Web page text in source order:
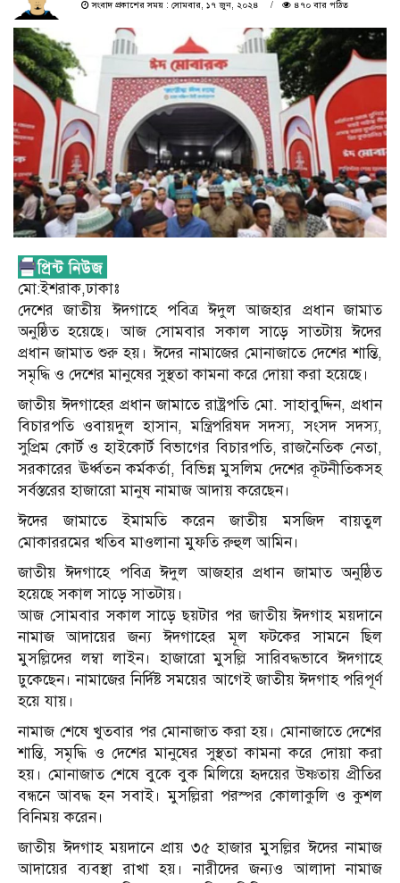
সংবাদ প্রকাশের সময় : সোমবার, ১৭ জুন, ২০২৪
৪৭০ বার পঠিত
মো:ইশরাক,ঢাকাঃ
দেশের জাতীয় ঈদগাহে পবিত্র ঈদুল আজহার প্রধান জামাত
অনুষ্ঠিত হয়েছে। আজ সোমবার সকাল সাড়ে সাতটায় ঈদের
প্রধান জামাত শুরু হয়। ঈদের নামাজের মোনাজাতে দেশের শান্তি,
সমৃদ্ধি ও দেশের মানুষের সুস্থতা কামনা করে দোয়া করা হয়েছে।
জাতীয় ঈদগাহের প্রধান জামাতে রাষ্ট্রপতি মো. সাহাবুদ্দিন, প্রধান
বিচারপতি ওবায়দুল হাসান, মন্ত্রিপরিষদ সদস্য, সংসদ সদস্য,
সুপ্রিম কোর্ট ও হাইকোর্ট বিভাগের বিচারপতি, রাজনৈতিক নেতা,
সরকারের ঊর্ধ্বতন কর্মকর্তা, বিভিন্ন মুসলিম দেশের কূটনীতিকসহ
সর্বস্তরের হাজারো মানুষ নামাজ আদায় করেছেন।
ঈদের জামাতে ইমামতি করেন জাতীয় মসজিদ বায়তুল
মোকাররমের খতিব মাওলানা মুফতি রুহুল আমিন।
জাতীয় ঈদগাহে পবিত্র ঈদুল আজহার প্রধান জামাত অনুষ্ঠিত
হয়েছে সকাল সাড়ে সাতটায়।
আজ সোমবার সকাল সাড়ে ছয়টার পর জাতীয় ঈদগাহ ময়দানে
নামাজ আদায়ের জন্য ঈদগাহের মূল ফটকের সামনে ছিল
মুসল্লিদের লম্বা লাইন। হাজারো মুসল্লি সারিবদ্ধভাবে ঈদগাহে
ঢুকেছেন। নামাজের নির্দিষ্ট সময়ের আগেই জাতীয় ঈদগাহ পরিপূর্ণ
হয়ে যায়।
নামাজ শেষে খুতবার পর মোনাজাত করা হয়। মোনাজাতে দেশের
শান্তি, সমৃদ্ধি ও দেশের মানুষের সুস্থতা কামনা করে দোয়া করা
হয়। মোনাজাত শেষে বুকে বুক মিলিয়ে হৃদয়ের উষ্ণতায় প্রীতির
বন্ধনে আবদ্ধ হন সবাই। মুসল্লিরা পরস্পর কোলাকুলি ও কুশল
বিনিময় করেন।
জাতীয় ঈদগাহ ময়দানে প্রায় ৩৫ হাজার মুসল্লির ঈদের নামাজ
আদায়ের ব্যবস্থা রাখা হয়। নারীদের জন্যও আলাদা নামাজ